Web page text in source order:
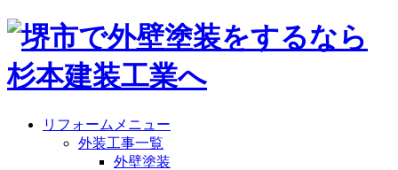
リフォームメニュー
外装工事一覧
外壁塗装